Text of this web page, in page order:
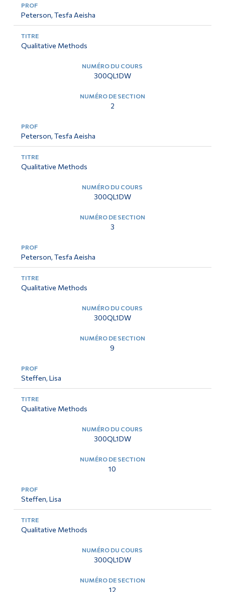
Peterson, Tesfa Aeisha
Qualitative Methods
300QL1DW
2
Peterson, Tesfa Aeisha
Qualitative Methods
300QL1DW
3
Peterson, Tesfa Aeisha
Qualitative Methods
300QL1DW
9
Steffen, Lisa
Qualitative Methods
300QL1DW
10
Steffen, Lisa
Qualitative Methods
300QL1DW
12